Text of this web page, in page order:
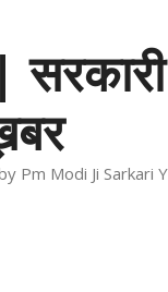
Pm Modi Ji Sarkari